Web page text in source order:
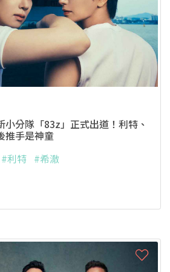
小分隊「83z」正式出道！利特、
推手是神童
#利特 #希澈